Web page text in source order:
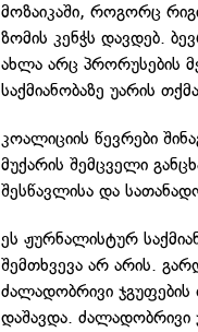
მოზაიკაში, როგორც
ზომის კენჭს დავდებ.
ახლა არც პრორუსების
საქმიანობაზე უარის
კოალიციის წევრები
მუქარის შემცველი
შესწავლისა და
ეს ჟურნალისტურ
შემთხვევა არ არის.
ძალადობრივი
დაშავდა. ძალადობრივი